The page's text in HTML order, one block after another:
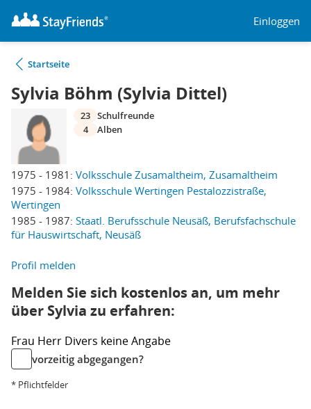
Einloggen
Startseite
Sylvia Böhm (Sylvia Dittel)
1975 - 1981: Volksschule Zusamaltheim, Zusamaltheim
1975 - 1984: Volksschule Wertingen Pestalozzistraße,
Wertingen
1985 - 1987: Staatl. Berufsschule Neusäß, Berufsfachschule
für Hauswirtschaft, Neusäß
23 Schulfreunde
4
Alben
Profil melden
Melden Sie sich kostenlos an, um mehr
über Sylvia zu erfahren:
Frau Herr Divers keine Angabe
vorzeitig abgegangen?
* Pflichtfelder